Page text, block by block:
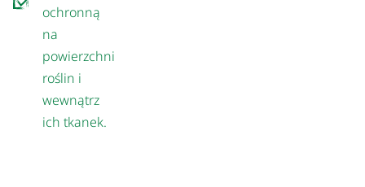
ochronną
na
powierzchni
roślin i
wewnątrz
ich tkanek.